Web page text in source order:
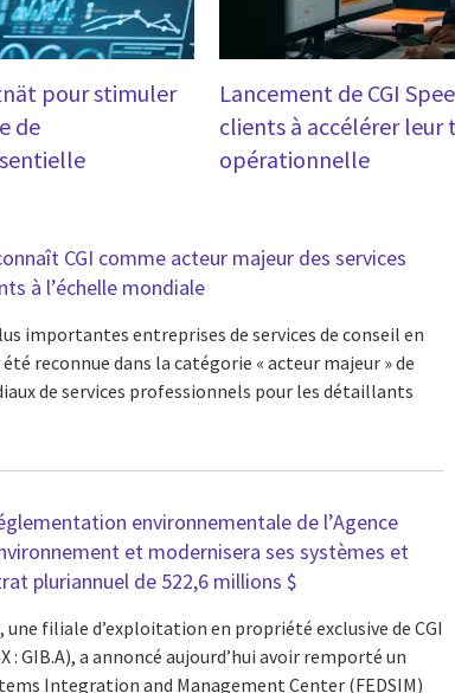
pour stimuler
de
Lancement de CGI
clients à accélérer
opérationnelle
CGI comme acteur majeur des services
à l’échelle mondiale
importantes entreprises de services de conseil en
reconnue dans la catégorie « acteur majeur » de
de services professionnels pour les détaillants
environnementale de l’Agence
et modernisera ses systèmes et
pluriannuel de 522,6 millions $
une filiale d’exploitation en propriété exclusive de CGI
: GIB.A), a annoncé aujourd’hui avoir remporté un
Integration and Management Center (FEDSIM)